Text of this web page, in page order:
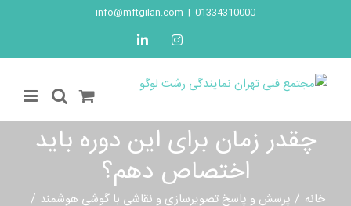
content
01334310000
|
info@mftgilan.com
Instagram
LinkedIn
چقدر زمان برای این دوره باید
اختصاص دهم؟
خانه
پرسش و پاسخ تصویرسازی و نقاشی با گوشی هوشمند